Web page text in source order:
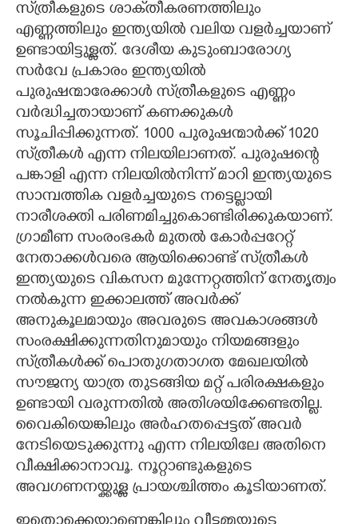
സ്‌ത്രീകളുടെ ശാക്‌തീകരണത്തിലും
എണ്ണത്തിലും ഇന്ത്യയിൽ വലിയ വളർച്ചയാണ്
ഉണ്ടായിട്ടുള്ളത്. ദേശീയ കുടുംബാരോഗ്യ
സർവേ പ്രകാരം ഇന്ത്യയിൽ
പുരുഷന്മാരേക്കാൾ സ്‌ത്രീകളുടെ എണ്ണം
വർദ്ധിച്ചതായാണ് കണക്കുകൾ
സൂചിപ്പിക്കുന്നത്. 1000 പുരുഷന്മാർക്ക് 1020
സ്‌ത്രീകൾ എന്ന നിലയിലാണത്. പുരുഷന്റെ
പങ്കാളി എന്ന നിലയിൽനിന്ന് മാറി ഇന്ത്യയുടെ
സാമ്പത്തിക വളർച്ചയുടെ നട്ടെല്ലായി
നാരീശക്തി പരിണമിച്ചുകൊണ്ടിരിക്കുകയാണ്.
ഗ്രാമീണ സംരംഭകർ മുതൽ കോർപ്പറേറ്റ്
നേതാക്കൾവരെ ആയിക്കൊണ്ട് സ്‌ത്രീകൾ
ഇന്ത്യയുടെ വികസന മുന്നേറ്റത്തിന് നേതൃത്വം
നൽകുന്ന ഇക്കാലത്ത് അവർക്ക്
അനുകൂലമായും അവരുടെ അവകാശങ്ങൾ
സംരക്ഷിക്കുന്നതിനുമായും നിയമങ്ങളും
സ്‌ത്രീകൾക്ക് പൊതുഗതാഗത മേഖലയിൽ
സൗജന്യ യാത്ര തുടങ്ങിയ മറ്റ് പരിരക്ഷകളും
ഉണ്ടായി വരുന്നതിൽ അതിശയിക്കേണ്ടതില്ല.
വൈകിയെങ്കിലും അർഹതപ്പെട്ടത് അവർ
നേടിയെടുക്കുന്നു എന്ന നിലയിലേ അതിനെ
വീക്ഷിക്കാനാവൂ. നൂറ്റാണ്ടുകളുടെ
അവഗണനയ്ക്കുള്ള പ്രായശ്ചിത്തം കൂടിയാണത്.